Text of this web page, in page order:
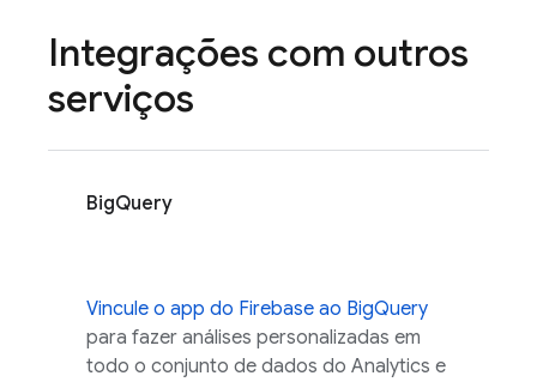
Integrações com outros
serviços
BigQuery
Vincule o app do Firebase ao BigQuery
para fazer análises personalizadas em
todo o conjunto de dados do Analytics e